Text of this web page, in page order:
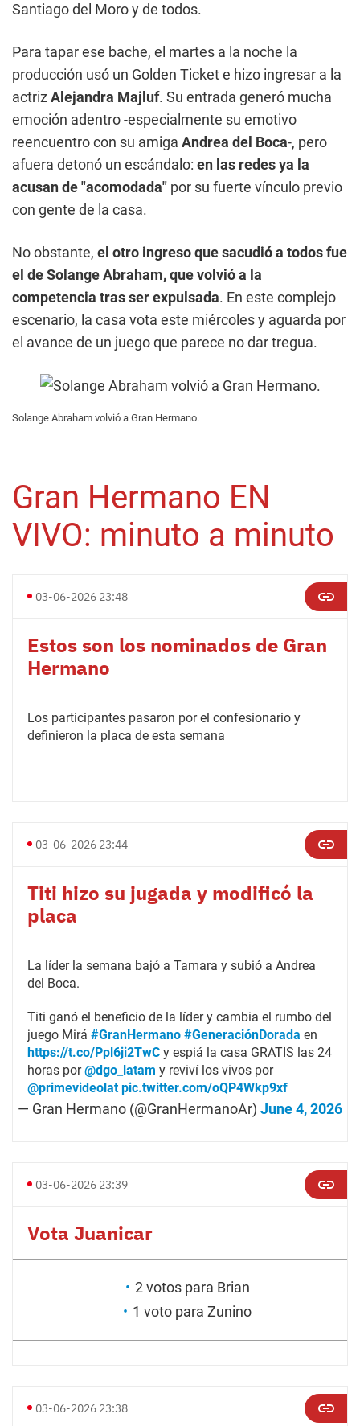
Santiago del Moro y de todos.
Para tapar ese bache, el martes a la noche la
producción usó un Golden Tickete hizo ingresar a la
actriz Alejandra Majluf. Su entrada generó mucha
emoción adentro -especialmente su emotivo
reencuentro con su amiga Andrea del Boca-, pero
afuera detonó un escándalo: en las redes ya la
acusan de "acomodada" por su fuerte vínculo previo
con gente de la casa.
No obstante, el otro ingreso que sacudió a todos fue
el de Solange Abraham, que volvió a la
competencia tras ser expulsada. En este complejo
escenario, la casa vota este miércoles y aguarda por
el avance de un juego que parece no dar tregua.
Solange Abraham volvió a Gran Hermano.
Gran Hermano EN
VIVO: minuto a minuto
03-06-2026 23:48
Estos son los nominados de Gran
Hermano
Los participantes pasaron por el confesionario y
definieron la placa de esta semana
03-06-2026 23:44
Titi hizo su jugada y modificó la
placa
La líder la semana bajó a Tamara y subió a Andrea
del Boca.
Titi ganó el beneficio de la líder y cambia el rumbo del
juego Mirá #GranHermano #GeneraciónDorada en
https://t.co/Ppl6ji2TwC y espiá la casa GRATIS las 24
horas por@dgo_latam y reviví los vivos por
@primevideolat pic.twitter.com/oQP4Wkp9xf
— Gran Hermano (@GranHermanoAr) June 4, 2026
03-06-2026 23:39
Vota Juanicar
2 votos para Brian
1 voto para Zunino
03-06-2026 23:38